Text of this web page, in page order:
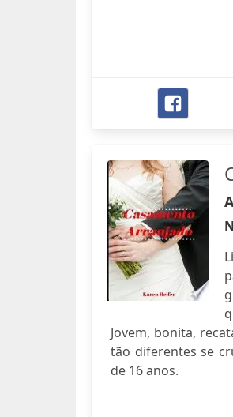
Jovem, bonita,
tão diferentes se
de 16 anos.